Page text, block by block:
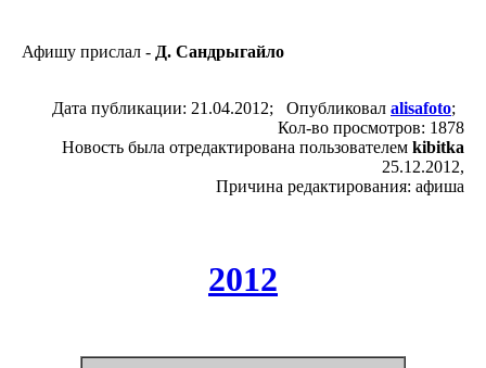
Афишу прислал - Д. Сандрыгайло
Дата публикации: 21.04.2012; Опубликовал alisafoto;
Кол-во просмотров: 1878
Новость была отредактирована пользователем kibitka
25.12.2012,
Причина редактирования: афиша
2012